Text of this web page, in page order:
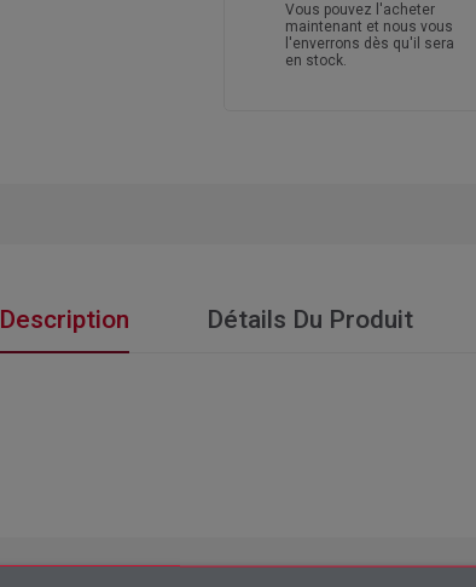
Vous pouvez l'acheter
maintenant et nous vous
l'enverrons dès qu'il sera
en stock.
Description Détails Du Produit